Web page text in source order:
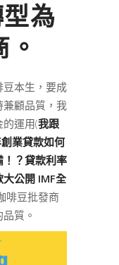
為
本生，要成
顧品質，我
運用(我跟
業貸款如何
！？貸款利率
公開 IMF全
啡豆批發商
質。